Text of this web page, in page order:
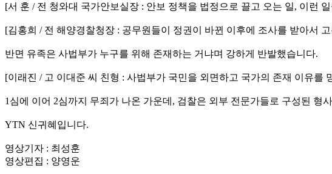
[서 훈 / 전 청와대 국가안보실장 : 안보 정책을 법정으로 끌고 오는 일, 이런
[김홍희 / 전 해양경찰청장 : 공무원들이 정권이 바뀐 이후에 조사를 받아서
반면 유족은 사법부가 누구를 위해 존재하는 거냐며 강하게 반발했습니다.
[이래진 / 고 이대준 씨 친형 : 사법부가 국민을 외면하고 국가의 존재 이유
1심에 이어 2심까지 무죄가 나온 가운데, 검찰은 외부 전문가들로 구성된 형
YTN 신귀혜입니다.
영상기자 : 최성훈
영상편집 : 양영운